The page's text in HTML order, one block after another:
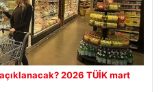
2026 TÜİK mart